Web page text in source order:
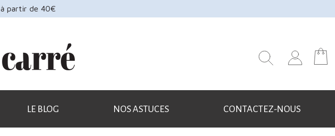
à partir de 40€
LE BLOG NOS ASTUCES CONTACTEZ-NOUS